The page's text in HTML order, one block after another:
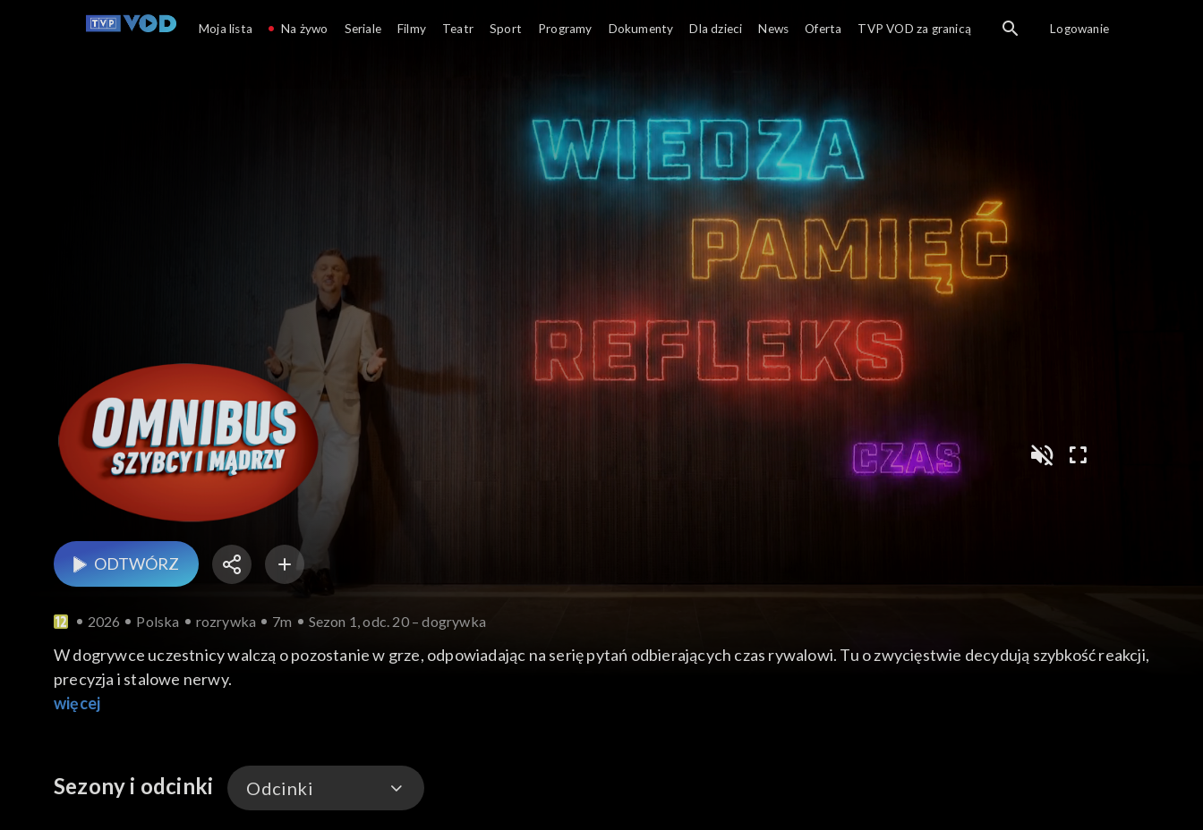
ODTWÓRZ
2026 Polska rozrywka 7m Sezon 1, odc. 20 – dogrywka
W dogrywce uczestnicy walczą o pozostanie w grze, odpowiadając na serię pytań odbierających czas rywalowi. Tu o zwycięstwie decydują szybkość reakcji,
precyzja i stalowe nerwy.
więcej
Sezony i odcinki Odcinki
Moja lista Na żywo Seriale Filmy Teatr Sport Programy Dokumenty Dla dzieci News Oferta TVP VOD za granicą Logowanie